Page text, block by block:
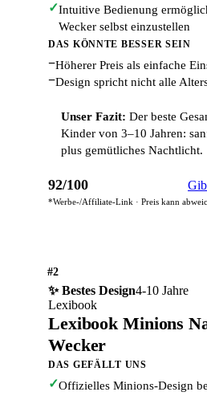
✓Intuitive Bedienung
Wecker selbst einzustellen
DAS KÖNNTE BESSER SEIN
−Höherer Preis als einfache
−Design spricht nicht alle
Unser Fazit: Der beste
Kinder von 3–10 Jahren:
plus gemütliches Nachtlicht.
92/100
*Werbe-/Affiliate-Link · Preis kann
#2
✨ Bestes Design4-10 Jahre
Lexibook
Lexibook Minions
Wecker
DAS GEFÄLLT UNS
✓Offizielles Minions-Design